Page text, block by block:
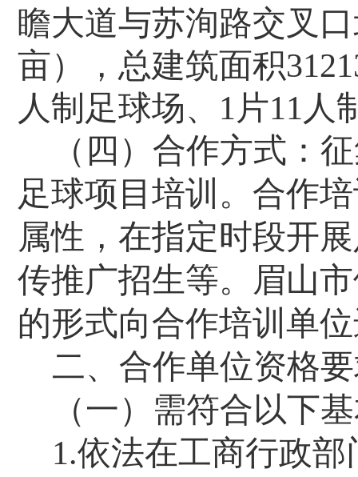
瞻大道与苏洵路交叉
亩），总建筑面积
人制足球场、 1 片11 人
（四）合作方式：
足球项目培训 。合作
属性，在指定时段开
传推广招生等。眉山
的形式向合作培训单位
二、合作单位资格
（一）需符合以下
1.依法在工商行政